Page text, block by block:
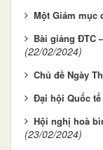
Một Giám mục
Bài giảng ĐTC
(22/02/2024)
Chủ đề Ngày
Đại hội Quốc tế
Hội nghị hoà
(23/02/2024)